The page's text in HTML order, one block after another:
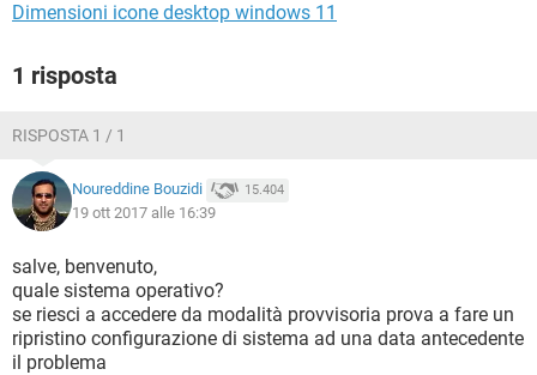
Dimensioni icone desktop windows 11
1 risposta
RISPOSTA 1 / 1
Noureddine Bouzidi 15.404
19 ott 2017 alle 16:39
salve, benvenuto,
quale sistema operativo?
se riesci a accedere da modalità provvisoria prova a fare un
ripristino configurazione di sistema ad una data antecedente
il problema